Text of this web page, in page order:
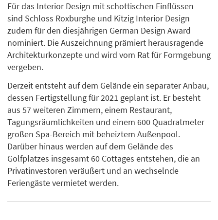
Für das Interior Design mit schottischen Einflüssen
sind Schloss Roxburghe und Kitzig Interior Design
zudem für den diesjährigen German Design Award
nominiert. Die Auszeichnung prämiert herausragende
Architekturkonzepte und wird vom Rat für Formgebung
vergeben.
Derzeit entsteht auf dem Gelände ein separater Anbau,
dessen Fertigstellung für 2021 geplant ist. Er besteht
aus 57 weiteren Zimmern, einem Restaurant,
Tagungsräumlichkeiten und einem 600 Quadratmeter
großen Spa-Bereich mit beheiztem Außenpool.
Darüber hinaus werden auf dem Gelände des
Golfplatzes insgesamt 60 Cottages entstehen, die an
Privatinvestoren veräußert und an wechselnde
Feriengäste vermietet werden.